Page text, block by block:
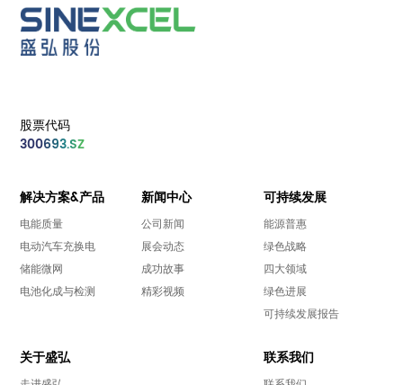
股票代码
300693.SZ
解决方案&产品
电能质量
电动汽车充换电
储能微网
电池化成与检测
新闻中心
公司新闻
展会动态
成功故事
精彩视频
可持续发展
能源普惠
绿色战略
四大领域
绿色进展
可持续发展报告
关于盛弘 联系我们